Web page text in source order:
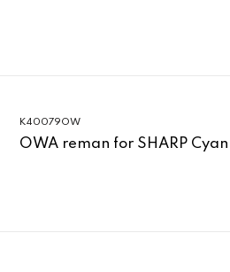
K40079OW
OWA reman for SHARP